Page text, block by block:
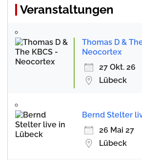
Veranstaltungen
Thomas D &
Neocortex
27 Okt. 26
Lübeck
Bernd Stelter
26 Mai 27
Lübeck